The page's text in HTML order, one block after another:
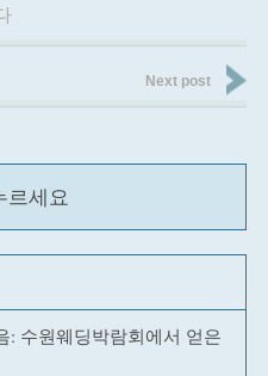
Next post
르세요
: 수원웨딩박람회에서 얻은